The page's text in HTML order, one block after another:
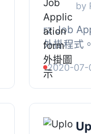
by
rz Job
外掛程式
式，安裝
下方的縮
2020-07-